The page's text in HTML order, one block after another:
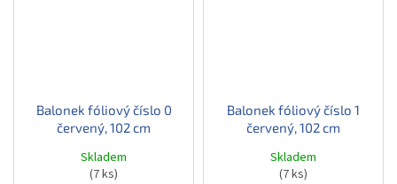
Balonek fóliový číslo 0
červený, 102 cm
Skladem
(7 ks)
Balonek fóliový číslo 1
červený, 102 cm
Skladem
(7 ks)